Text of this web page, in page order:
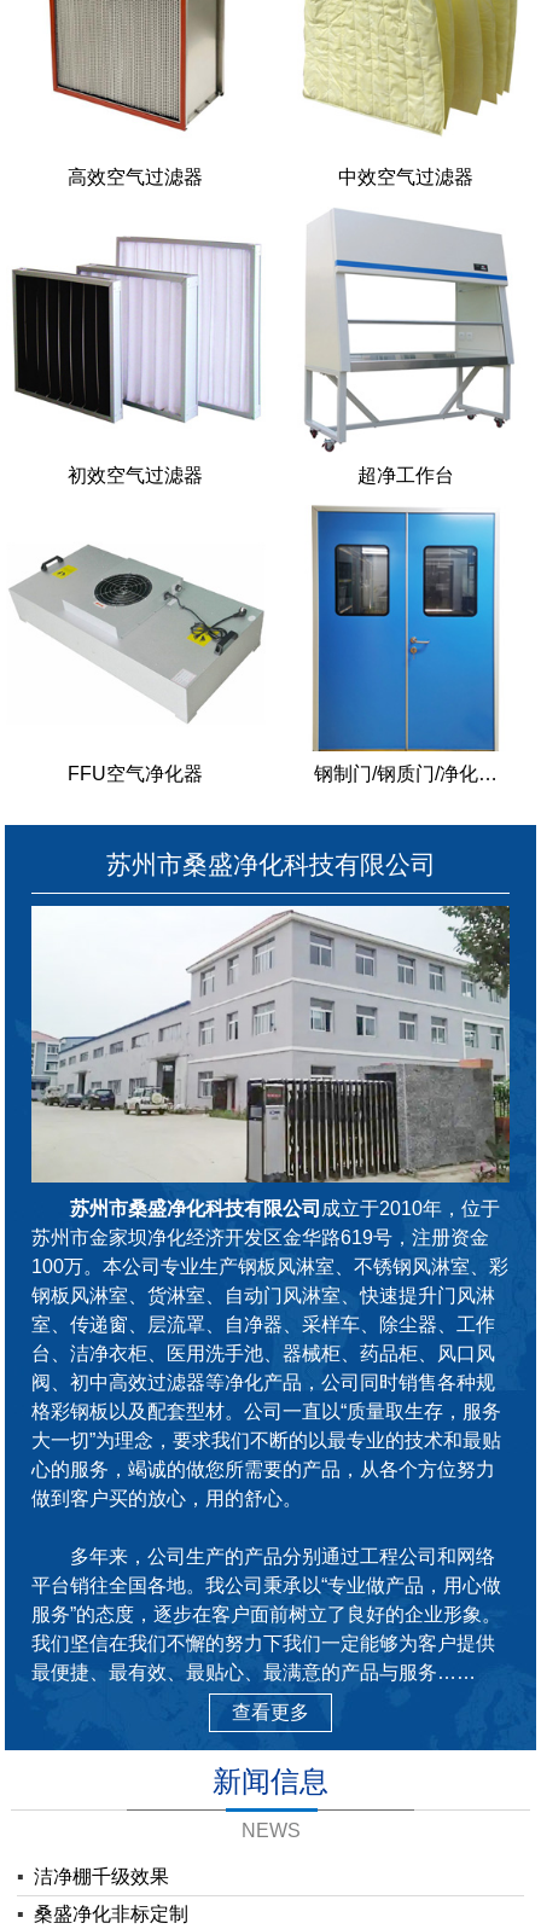
高效空气过滤器 中效空气过滤器
初效空气过滤器 超净工作台
FFU空气净化器 钢制门/钢质门/净化…
苏州市桑盛净化科技有限公司
苏州市桑盛净化科技有限公司 成立于2010年，位于
苏州市金家坝净化经济开发区金华路619号，注册资金
100万。本公司专业生产钢板风淋室、不锈钢风淋室、彩
钢板风淋室、货淋室、自动门风淋室、快速提升门风淋
室、传递窗、层流罩、自净器、采样车、除尘器、工作
台、洁净衣柜、医用洗手池、器械柜、药品柜、风口风
阀、初中高效过滤器等净化产品，公司同时销售各种规
格彩钢板以及配套型材。公司一直以“质量取生存，服务
大一切”为理念，要求我们不断的以最专业的技术和最贴
心的服务，竭诚的做您所需要的产品，从各个方位努力
做到客户买的放心，用的舒心。
多年来，公司生产的产品分别通过工程公司和网络
平台销往全国各地。我公司秉承以“专业做产品，用心做
服务”的态度，逐步在客户面前树立了良好的企业形象。
我们坚信在我们不懈的努力下我们一定能够为客户提供
最便捷、最有效、最贴心、最满意的产品与服务……
查看更多
新闻信息
NEWS
▪ 洁净棚千级效果
▪ 桑盛净化非标定制